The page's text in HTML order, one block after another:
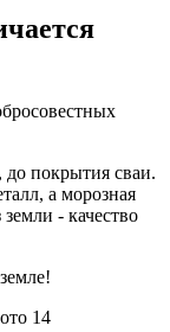
до покрытия сваи.
а морозная
- качество